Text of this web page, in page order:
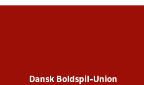
Dansk Boldspil-Union